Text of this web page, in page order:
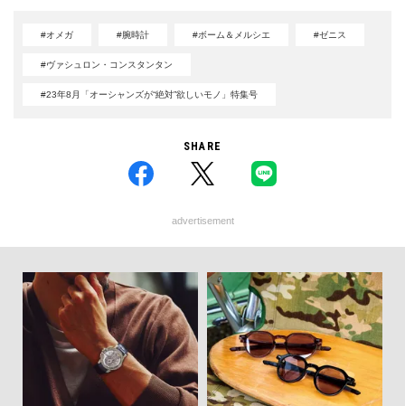
#オメガ #腕時計 #ボーム＆メルシエ #ゼニス
#ヴァシュロン・コンスタンタン
#23年8月「オーシャンズが“絶対”欲しいモノ」特集号
SHARE
advertisement